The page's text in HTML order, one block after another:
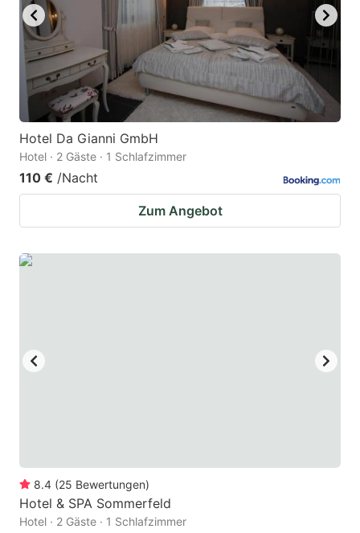
Hotel Da Gianni GmbH
Hotel · 2 Gäste · 1 Schlafzimmer
110 € /Nacht
Zum Angebot
8.4 (25 Bewertungen)
Hotel & SPA Sommerfeld
Hotel · 2 Gäste · 1 Schlafzimmer